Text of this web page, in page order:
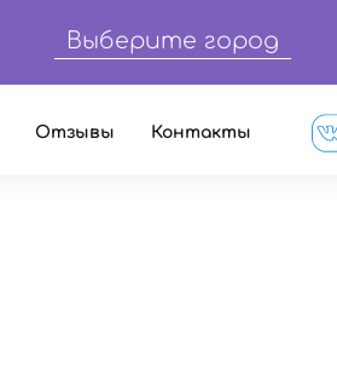
Выберите город
Отзывы Контакты